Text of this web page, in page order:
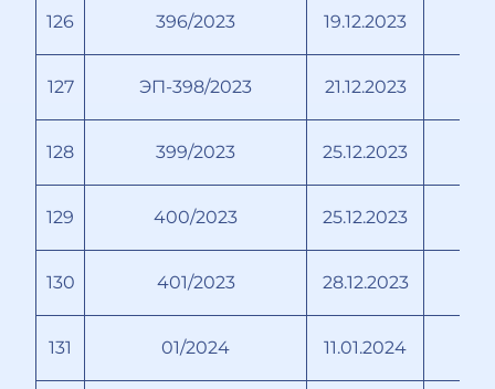
126 396/2023 19.12.2023
127 ЭП-398/2023 21.12.2023
128 399/2023 25.12.2023
129 400/2023 25.12.2023
130 401/2023 28.12.2023
131 01/2024 11.01.2024